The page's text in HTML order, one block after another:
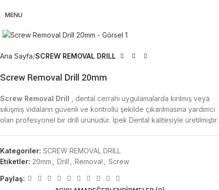
MENU
Ana Sayfa SCREW REMOVAL DRILL
Screw Removal Drill 20mm
Screw Removal Drill
, dental cerrahi uygulamalarda kırılmış veya
sıkışmış vidaların güvenli ve kontrollü şekilde çıkarılmasına yardımcı
olan profesyonel bir drill ürünüdür. İpek Dental kalitesiyle üretilmiştir.
Kategoriler: SCREW REMOVAL DRILL
Etiketler: 20mm Drill Removal Screw
Paylaş: